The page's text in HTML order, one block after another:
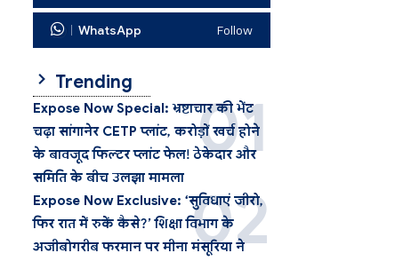
WhatsApp Follow
Trending
Expose Now Special: भ्रष्टाचार की भेंट
चढ़ा सांगानेर CETP प्लांट, करोड़ों खर्च होने
के बावजूद फिल्टर प्लांट फेल! ठेकेदार और
समिति के बीच उलझा मामला
Expose Now Exclusive: ‘सुविधाएं जीरो,
फिर रात में रुकें कैसे?’ शिक्षा विभाग के
अजीबोगरीब फरमान पर मीना मंसूरिया ने